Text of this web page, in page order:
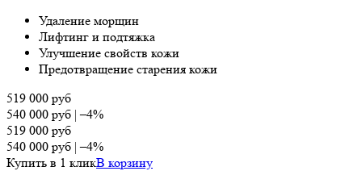
Удаление морщин
Лифтинг и подтяжка
Улучшение свойств кожи
Предотвращение старения кожи
519 000 руб
540 000 руб |–4%
519 000 руб
540 000 руб |–4%
Купить в 1 кликВ корзину